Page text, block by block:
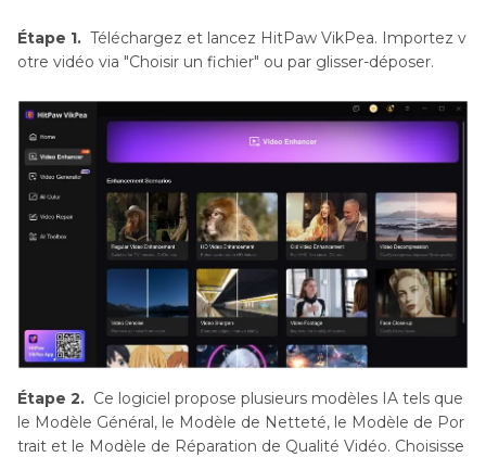
Étape 1. Téléchargez et lancez HitPaw VikPea. Importez v
otre vidéo via "Choisir un fichier" ou par glisser-déposer.
Étape 2. Ce logiciel propose plusieurs modèles IA tels que
le Modèle Général, le Modèle de Netteté, le Modèle de Por
trait et le Modèle de Réparation de Qualité Vidéo. Choisisse